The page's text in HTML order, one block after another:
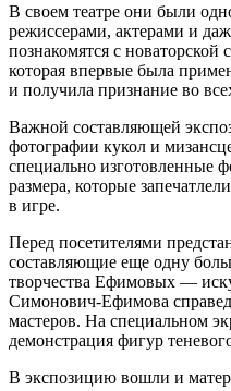
В своем театре они были
режиссерами, актерами и
познакомятся с новаторской
которая впервые была
и получила признание во
Важной составляющей
фотографии кукол и
специально изготовленные
размера, которые
в игре.
Перед посетителями
составляющие еще одну
творчества Ефимовых —
Симонович-Ефимова
мастеров. На специальном
демонстрация фигур
В экспозицию вошли и